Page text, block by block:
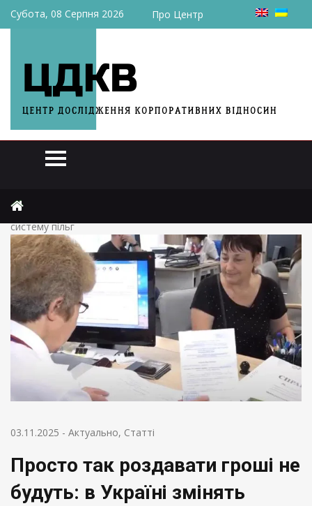
Субота, 08 Серпня 2026 Про Центр
Просто так роздавати гроші не будуть: в Україні змінять
систему пільг
03.11.2025 - Актуально, Статті
Просто так роздавати гроші не
будуть: в Україні змінять